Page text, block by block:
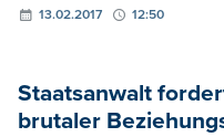
13.02.2017 12:50
Staatsanwalt
brutaler